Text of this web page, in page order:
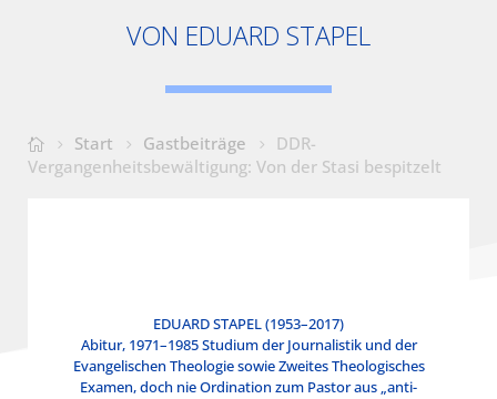
VON EDUARD STAPEL
Start Gastbeiträge
DDR-
Vergangenheitsbewältigung: Von der Stasi bespitzelt
EDUARD STAPEL (1953–2017)
Abitur, 1971–1985 Studium der Journalistik und der
Evangelischen Theologie sowie Zweites Theologisches
Examen, doch nie Ordination zum Pastor aus „anti-